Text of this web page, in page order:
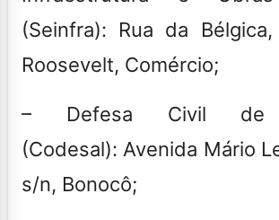
(Seinfra): Rua da
Roosevelt, Comércio;
– Defesa Civil de
(Codesal): Avenida Mário
s/n, Bonocô;